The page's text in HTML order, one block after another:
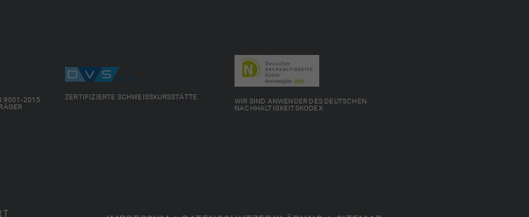
9001-2015 ZERTIFIZIERTE SCHWEISSKURSSTÄTTE WIR SIND ANWENDER DES DEUTSCHEN
NACHHALTIGKEITSKODEX